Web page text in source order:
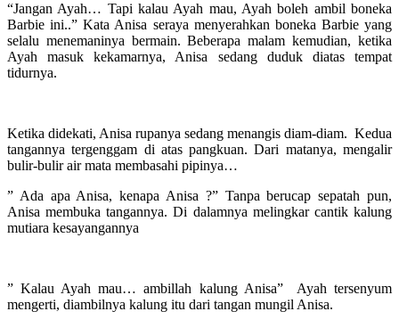
“Jangan Ayah… Tapi kalau Ayah mau, Ayah boleh ambil boneka
Barbie ini..” Kata Anisa seraya menyerahkan boneka Barbie yang
selalu menemaninya bermain. Beberapa malam kemudian, ketika
Ayah masuk kekamarnya, Anisa sedang duduk diatas tempat
tidurnya.
Ketika didekati, Anisa rupanya sedang menangis diam-diam. Kedua
tangannya tergenggam di atas pangkuan. Dari matanya, mengalir
bulir-bulir air mata membasahi pipinya…
” Ada apa Anisa, kenapa Anisa ?” Tanpa berucap sepatah pun,
Anisa membuka tangannya. Di dalamnya melingkar cantik kalung
mutiara kesayangannya
” Kalau Ayah mau… ambillah kalung Anisa” Ayah tersenyum
mengerti, diambilnya kalung itu dari tangan mungil Anisa.